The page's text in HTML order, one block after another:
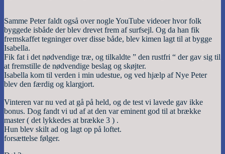
Samme Peter faldt også over nogle YouTube videoer hvor folk
byggede isbåde der blev drevet frem af surfsejl. Og da han fik
fremskaffet tegninger over disse både, blev kimen lagt til at bygge
Isabella.
Fik fat i det nødvendige træ, og tilkaldte ” den rustfri “ der gav sig til
at fremstille de nødvendige beslag og skøjter.
Isabella kom til verden i min udestue, og ved hjælp af Nye Peter
blev den færdig og klargjort.
Vinteren var nu ved at gå på held, og de test vi lavede gav ikke
bonus. Dog fandt vi ud af at den var eminent god til at brække
master ( det lykkedes at brække 3 ) .
Hun blev skilt ad og lagt op på loftet.
forsættelse følger.